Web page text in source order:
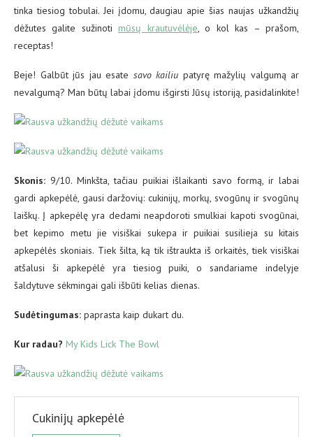
tinka tiesiog tobulai. Jei įdomu, daugiau apie šias naujas užkandžių
dėžutes galite sužinotimūsų krautuvėlėje, o kol kas – prašom,
receptas!
Beje! Galbūt jūs jau esate savo kailiu patyrę mažylių valgumą ar
nevalgumą? Man būtų labai įdomu išgirsti Jūsų istoriją, pasidalinkite!
Skonis: 9/10. Minkšta, tačiau puikiai išlaikanti savo formą, ir labai
gardi apkepėlė, gausi daržovių: cukinijų, morkų, svogūnų ir svogūnų
laiškų. Į apkepėlę yra dedami neapdoroti smulkiai kapoti svogūnai,
bet kepimo metu jie visiškai sukepa ir puikiai susilieja su kitais
apkepėlės skoniais. Tiek šilta, ką tik ištraukta iš orkaitės, tiek visiškai
atšalusi ši apkepėlė yra tiesiog puiki, o sandariame indelyje
šaldytuve sėkmingai gali išbūti kelias dienas.
Sudėtingumas: paprasta kaip dukart du.
Kur radau? My Kids Lick The Bowl
Cukinijų apkepėlė